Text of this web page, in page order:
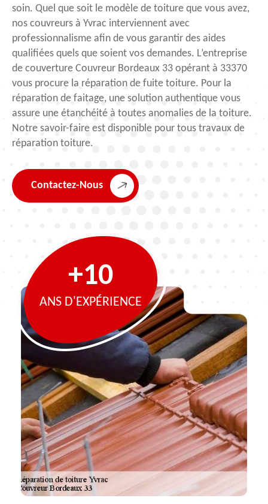
soin. Quel que soit le modèle de toiture que vous avez,
nos couvreurs à Yvrac interviennent avec
professionnalisme afin de vous garantir des aides
qualifiées quels que soient vos demandes. L’entreprise
de couverture Couvreur Bordeaux 33 opérant à 33370
vous procure la réparation de fuite toiture. Pour la
réparation de faitage, une solution authentique vous
assure une étanchéité à toutes anomalies de la toiture.
Notre savoir-faire est disponible pour tous travaux de
réparation toiture.
Contactez-Nous
+10
ANS D'EXPÉRIENCE